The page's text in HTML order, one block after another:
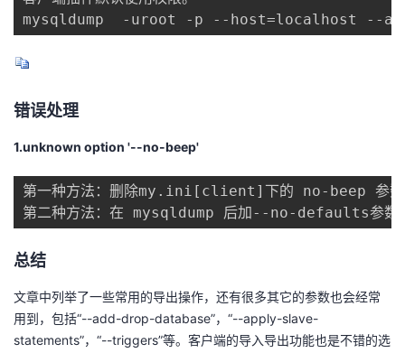
mysqldump  -uroot -p --host=localhost --
错误处理
1.unknown option '--no-beep'
第一种方法：删除my.ini[client]下的 no-beep 参
第二种方法：在 mysqldump 后加--no-defaults参数
总结
文章中列举了一些常用的导出操作，还有很多其它的参数也会经常
用到，包括“--add-drop-database”，“--apply-slave-
statements”，“--triggers”等。客户端的导入导出功能也是不错的选